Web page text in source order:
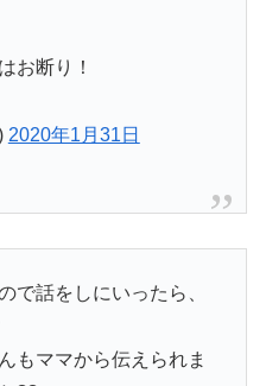
お断り！
2020年1月31日
で話をしにいったら、
もママから伝えられま